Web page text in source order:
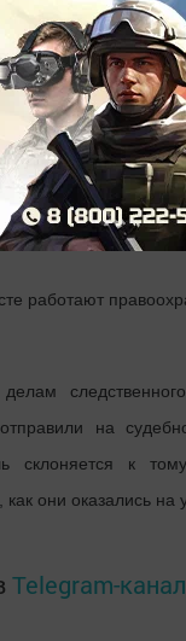
в один
работают
на судебно-
склоняется к
они оказались на
Telegram-